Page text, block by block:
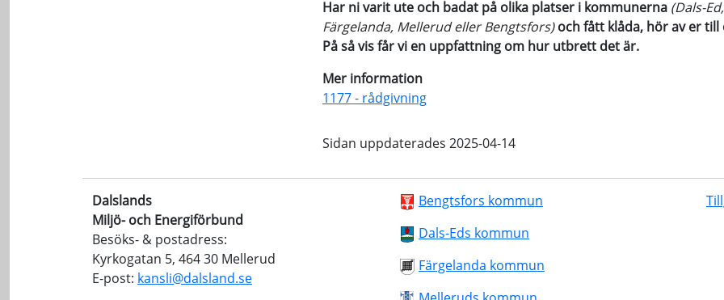
Har ni varit ute och badat på olika platser i kommunerna (Dals-Ed,
Färgelanda, Mellerud eller Bengtsfors)och fått klåda, hör av er till
På så vis får vi en uppfattning om hur utbrett det är.
Mer information
1177 - rådgivning
Sidan uppdaterades 2025-04-14
Dalslands
Miljö- och Energiförbund
Besöks- & postadress:
Kyrkogatan 5, 464 30 Mellerud
E-post: kansli@dalsland.se
Bengtsfors kommun
Dals-Eds kommun
Färgelanda kommun